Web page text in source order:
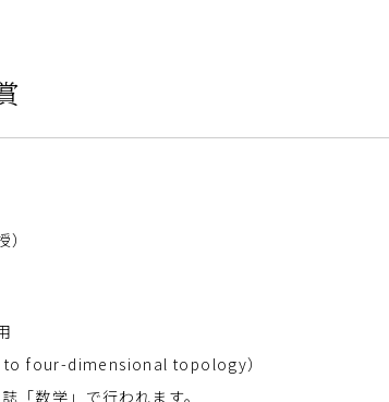
four-dimensional topology）
「数学」で行われます。